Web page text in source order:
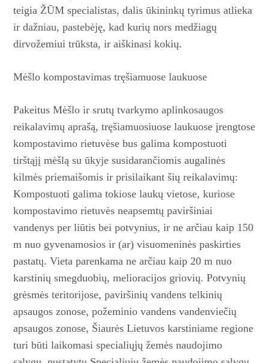
teigia ŽŪM specialistas, dalis ūkininkų tyrimus atlieka
ir dažniau, pastebėję, kad kurių nors medžiagų
dirvožemiui trūksta, ir aiškinasi kokių.
Mėšlo kompostavimastręšiamuose laukuose
Pakeitus Mėšlo ir srutų tvarkymo aplinkosaugos
reikalavimų aprašą, tręšiamuosiuose laukuose įrengtose
kompostavimo rietuvėse bus galima kompostuoti
tirštąjį mėšlą su ūkyje susidarančiomis augalinės
kilmės priemaišomis ir prisilaikant šių reikalavimų:
Kompostuoti galima tokiose laukų vietose, kuriose
kompostavimo rietuvės neapsemtų paviršiniai
vandenys per liūtis bei potvynius, ir ne arčiau kaip 150
m nuo gyvenamosios ir (ar) visuomeninės pa­skirties
pastatų. Vieta parenkama ne arčiau kaip 20 m nuo
karstinių smegduobių, melioracijos griovių. Potvynių
grėsmės teritorijose, paviršinių vandens telkinių
apsaugos zonose, požeminio vandens vandenviečių
apsaugos zonose, Šiaurės Lietuvos karstiniame regione
turi būti laikomasi specialiųjų žemės naudojimo